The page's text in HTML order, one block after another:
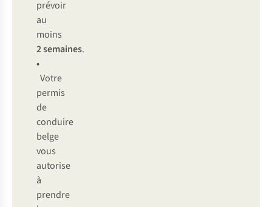
prévoir
au
moins
2 semaines.
•
Votre
permis
de
conduire
belge
vous
autorise
à
prendre